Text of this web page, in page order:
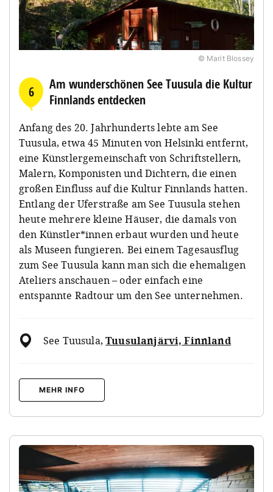
© Marit Blossey
6
Am wunderschönen See Tuusula die Kultur
Finnlands entdecken
Anfang des 20. Jahrhunderts lebte am See
Tuusula, etwa 45 Minuten von Helsinki entfernt,
eine Künstlergemeinschaft von Schriftstellern,
Malern, Komponisten und Dichtern, die einen
großen Einfluss auf die Kultur Finnlands hatten.
Entlang der Uferstraße am See Tuusula stehen
heute mehrere kleine Häuser, die damals von
den Künstler*innen erbaut wurden und heute
als Museen fungieren. Bei einem Tagesausflug
zum See Tuusula kann man sich die ehemaligen
Ateliers anschauen – oder einfach eine
entspannte Radtour um den See unternehmen.
See Tuusula,Tuusulanjärvi, Finnland
MEHR INFO